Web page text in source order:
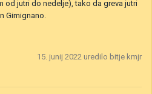
od jutri do nedelje), tako da greva jutri
Gimignano.
15. junij 2022 uredilo bitje kmjr